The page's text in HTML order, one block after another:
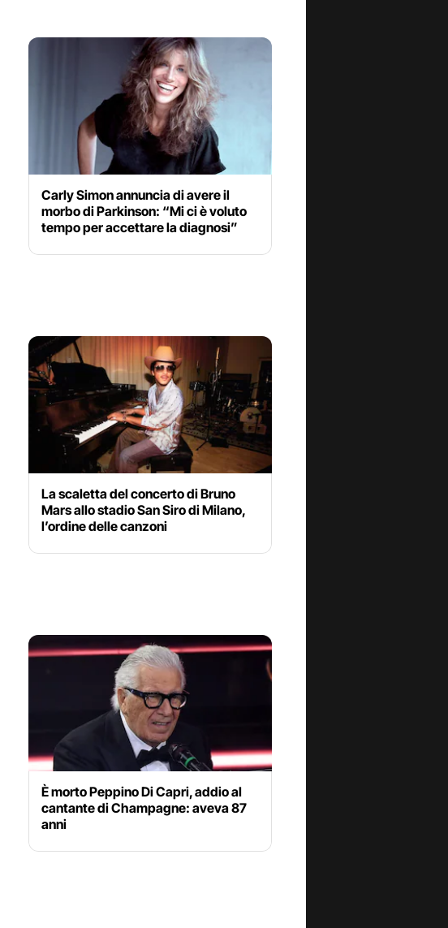
Carly Simon annuncia di avere il
morbo di Parkinson: “Mi ci è voluto
tempo per accettare la diagnosi”
La scaletta del concerto di Bruno
Mars allo stadio San Siro di Milano,
l’ordine delle canzoni
È morto Peppino Di Capri, addio al
cantante di Champagne: aveva 87
anni